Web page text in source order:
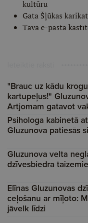
kultūru
Gata Šļūkas
Tavā e-pasta
"Brauc uz kādu
kartupeļus!"
Artjomam gatavot
Psihologa kabinetā
Gluzunova patiesās
Gluzunova velta
dzīvesbiedra
Elīnas Gluzunovas
ceļošanu ar mīļoto:
jāvelk līdzi